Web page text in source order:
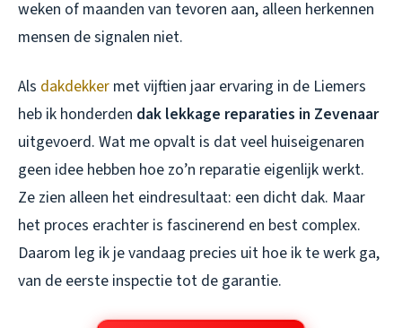
weken of maanden van tevoren aan, alleen herkennen
mensen de signalen niet.
Als dakdekker met vijftien jaar ervaring in de Liemers
heb ik honderden dak lekkage reparaties in Zevenaar
uitgevoerd. Wat me opvalt is dat veel huiseigenaren
geen idee hebben hoe zo’n reparatie eigenlijk werkt.
Ze zien alleen het eindresultaat: een dicht dak. Maar
het proces erachter is fascinerend en best complex.
Daarom leg ik je vandaag precies uit hoe ik te werk ga,
van de eerste inspectie tot de garantie.